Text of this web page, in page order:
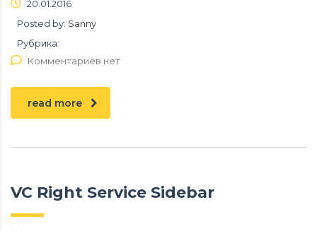
20.01.2016
Posted by: Sanny
Рубрика:
Комментариев нет
read more
VC Right Service Sidebar